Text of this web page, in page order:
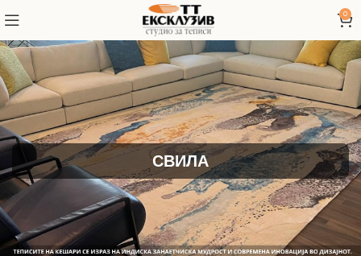
0
СВИЛА